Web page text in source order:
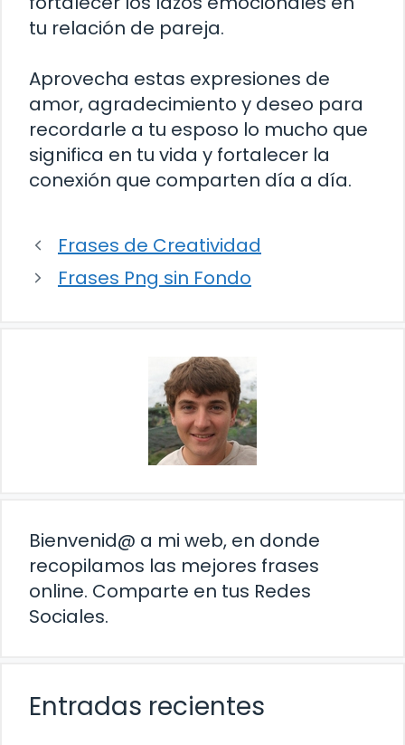
tu relación de pareja.
Aprovecha estas expresiones de
amor, agradecimiento y deseo para
recordarle a tu esposo lo mucho que
significa en tu vida y fortalecer la
conexión que comparten día a día.
Frases de Creatividad
Frases Png sin Fondo
Bienvenid@ a mi web, en donde
recopilamos las mejores frases
online. Comparte en tus Redes
Sociales.
Entradas recientes